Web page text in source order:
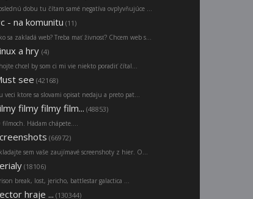
dobu tu čítam samé negatíva ovplyvňujúce ...
- na komunitu (11)
sa zakladá web? Treba mať živnosť? Chcem web s...
a hry (4)
chcel by som ci mi vie niekto poradiť čítal...
see (42168)
veci ktore sa slovami opisat nedaju a preto pat...
filmy filmy film... (48853)
filmoch. Hádam chápete....
(66972)
sem vaše zaujímavé screenshoty z hier. O...
(18106)
break, lost, jericho, battlestar galactica ...
hraje ... (130344)